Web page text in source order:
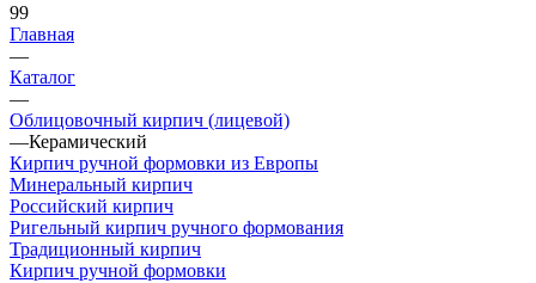
99
Главная
—
Каталог
—
Облицовочный кирпич (лицевой)
—Керамический
Кирпич ручной формовки из Европы
Минеральный кирпич
Российский кирпич
Ригельный кирпич ручного формования
Традиционный кирпич
Кирпич ручной формовки